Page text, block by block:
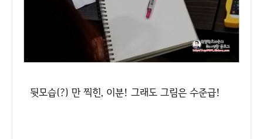
뒷모습(?) 만 찍힌, 이분! 그래도 그림은 수준급!